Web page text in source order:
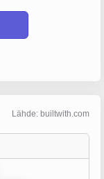
Lähde: builtwith.com